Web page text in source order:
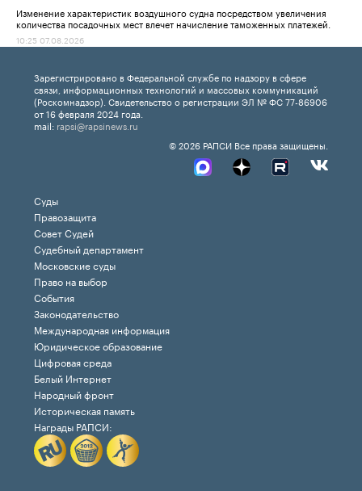
Изменение характеристик воздушного судна посредством увеличения
количества посадочных мест влечет начисление таможенных платежей.
10:25 07.08.2026
Зарегистрировано в Федеральной службе по надзору в сфере
связи, информационных технологий и массовых коммуникаций
(Роскомнадзор). Свидетельство о регистрации ЭЛ № ФС 77-86906
от 16 февраля 2024 года.
mail: rapsi@rapsinews.ru
© 2026 РАПСИ Все права защищены.
Суды
Правозащита
Совет Судей
Судебный департамент
Московские суды
Право на выбор
События
Законодательство
Международная информация
Юридическое образование
Цифровая среда
Белый Интернет
Народный фронт
Историческая память
Награды РАПСИ: